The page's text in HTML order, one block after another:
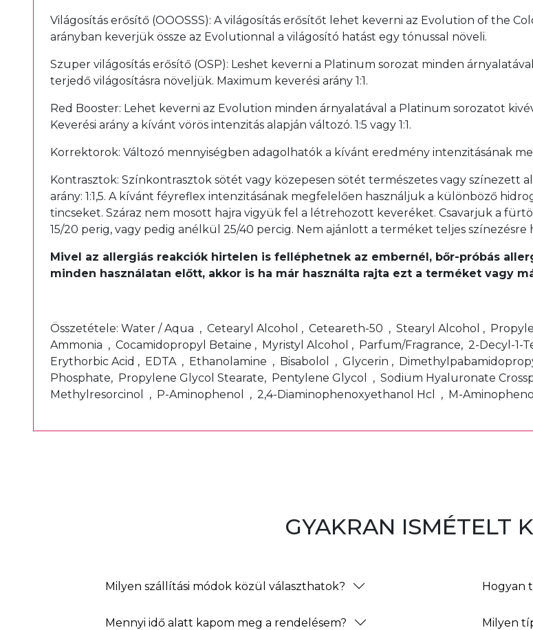
Világosítás erősítő (OOOSSS): A világosítás erősítőt lehet keverni az Evolution of the
arányban keverjük össze az Evolutionnal a világosító hatást egy tónussal növeli.
Szuper világosítás erősítő (OSP): Leshet keverni a Platinum sorozat minden
terjedő világosításra növeljük. Maximum keverési arány 1:1.
Red Booster: Lehet keverni az Evolution minden árnyalatával a Platinum sorozatot
Keverési arány a kívánt vörös intenzitás alapján változó. 1:5 vagy 1:1.
Korrektorok: Változó mennyiségben adagolhatók a kívánt eredmény intenzitásának
Kontrasztok: Színkontrasztok sötét vagy közepesen sötét természetes vagy színezett
arány: 1:1,5. A kívánt féyreflex intenzitásának megfelelően használjuk a különböző
tincseket. Száraz nem mosott hajra vigyük fel a létrehozott keveréket. Csavarjuk a
15/20 perig, vagy pedig anélkül 25/40 percig. Nem ajánlott a terméket teljes színezésre
Mivel az allergiás reakciók hirtelen is felléphetnek az embernél, bőr-próbás
minden használatan előtt, akkor is ha már használta rajta ezt a terméket vagy
Összetétele: Water / Aqua , Cetearyl Alcohol , Ceteareth-50 , Stearyl Alcohol ,
Ammonia , Cocamidopropyl Betaine , Myristyl Alcohol , Parfum/Fragrance, 2-Decyl-
Erythorbic Acid , EDTA , Ethanolamine , Bisabolol , Glycerin ,
Phosphate, Propylene Glycol Stearate, Pentylene Glycol , Sodium Hyaluronate
Methylresorcinol , P-Aminophenol , 2,4-Diaminophenoxyethanol Hcl , M-
GYAKRAN ISMÉTELT
Milyen szállítási módok közül választhatok?
Mennyi idő alatt kapom meg a rendelésem?
Hogyan
Milyen